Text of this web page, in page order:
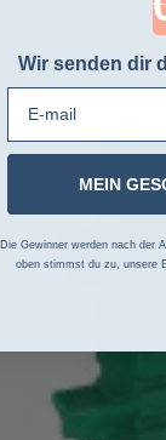
Wir senden dir
MEIN
Die Gewinner werden nach der
oben stimmst du zu, unsere